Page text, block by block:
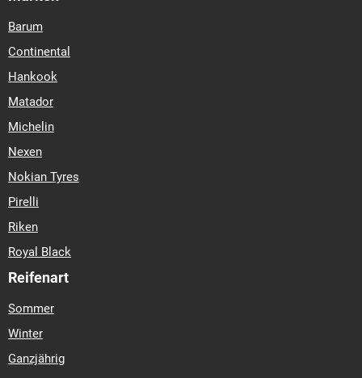
Barum
Continental
Hankook
Matador
Michelin
Nexen
Nokian Tyres
Pirelli
Riken
Royal Black
Reifenart
Sommer
Winter
Ganzjährig